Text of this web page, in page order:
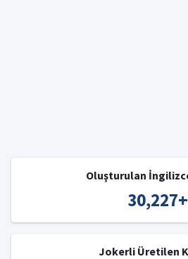
Oluşturulan
30,227+
Jokerli Üretilen